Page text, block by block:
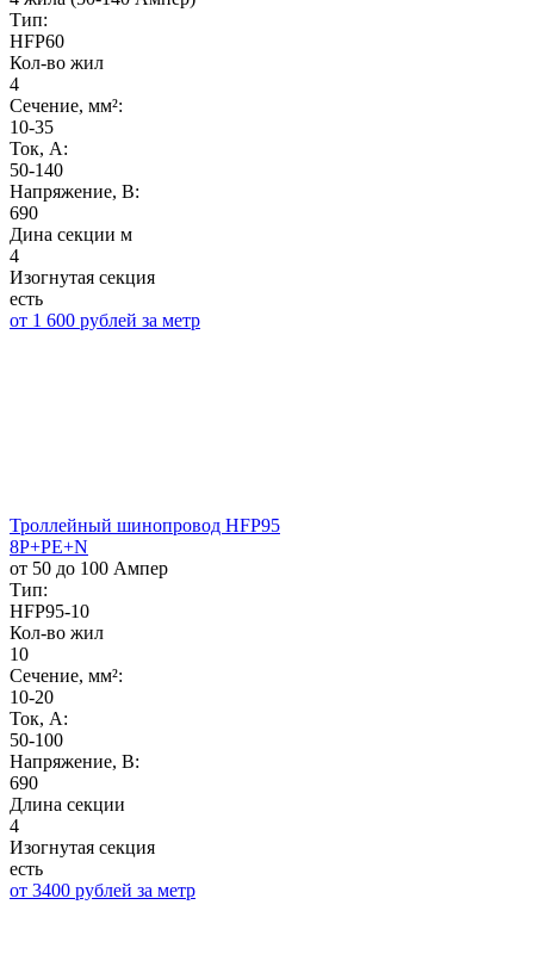
Тип:
HFP60
Кол-во жил
4
Сечение, мм²:
10-35
Ток, А:
50-140
Напряжение, B:
690
Дина секции м
4
Изогнутая секция
есть
от 1 600 рублей за метр
Троллейный шинопровод HFP95
8P+PE+N
от 50 до 100 Ампер
Тип:
HFP95-10
Кол-во жил
10
Сечение, мм²:
10-20
Ток, А:
50-100
Напряжение, B:
690
Длина секции
4
Изогнутая секция
есть
от 3400 рублей за метр